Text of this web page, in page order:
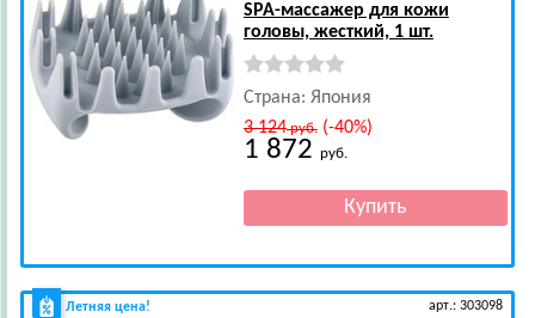
SPA-массажер для кожи
головы, жесткий, 1 шт.
Страна: Япония
3 124руб.(-40%)
1 872 руб.
Летняя цена! арт.: 303098